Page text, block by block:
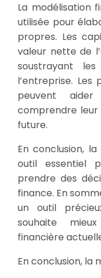
La modélisation
utilisée pour
propres. Les
valeur nette de
soustrayant
l’entreprise.
peuvent
comprendre
future.
En conclusion,
outil essentiel
prendre des
finance. En
un outil
souhaite
financière
En conclusion, la